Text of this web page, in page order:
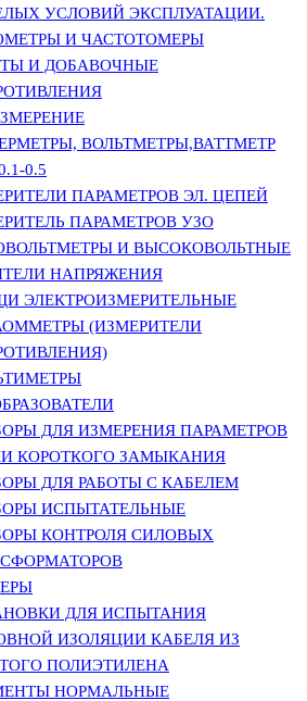
УСЛОВИЙ ЭКСПЛУАТАЦИИ.
И ЧАСТОТОМЕРЫ
И ДОБАВОЧНЫЕ
ВОЛЬТМЕТРЫ,ВАТТМЕТР
0.5
ПАРАМЕТРОВ ЭЛ. ЦЕПЕЙ
ПАРАМЕТРОВ УЗО
И ВЫСОКОВОЛЬТНЫЕ
НАПРЯЖЕНИЯ
ЭЛЕКТРОИЗМЕРИТЕЛЬНЫЕ
(ИЗМЕРИТЕЛИ
ДЛЯ ИЗМЕРЕНИЯ ПАРАМЕТРОВ
КОРОТКОГО ЗАМЫКАНИЯ
ДЛЯ РАБОТЫ С КАБЕЛЕМ
ИСПЫТАТЕЛЬНЫЕ
КОНТРОЛЯ СИЛОВЫХ
ДЛЯ ИСПЫТАНИЯ
ИЗОЛЯЦИИ КАБЕЛЯ ИЗ
ПОЛИЭТИЛЕНА
НОРМАЛЬНЫЕ